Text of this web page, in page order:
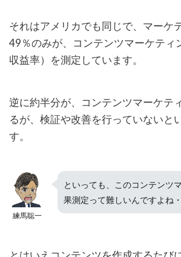
それはアメリカでも同じで、マーケ
49％のみが、コンテンツマーケティ
収益率）を測定しています。
逆に約半分が、コンテンツマーケテ
るが、検証や改善を行っていないと
す。
練馬聡一
といっても、このコンテンツ
果測定って難しいんですよね・